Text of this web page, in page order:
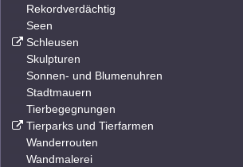
Rekordverdächtig
Seen
Schleusen
Skulpturen
Sonnen- und Blumenuhren
Stadtmauern
Tierbegegnungen
Tierparks und Tierfarmen
Wanderrouten
Wandmalerei